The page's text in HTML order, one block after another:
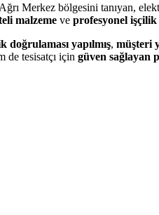
Merkez bölgesini tanıyan,
malzeme ve profesyonel işçilik
doğrulaması yapılmış, müşteri
de tesisatçı için güven sağlayan